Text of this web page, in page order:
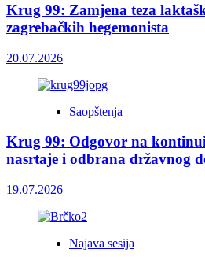
Krug 99: Zamjena teza
zagrebačkih hegemonista
20.07.2026
Saopštenja
Krug 99: Odgovor na
nasrtaje i odbrana državnog
19.07.2026
Najava sesija